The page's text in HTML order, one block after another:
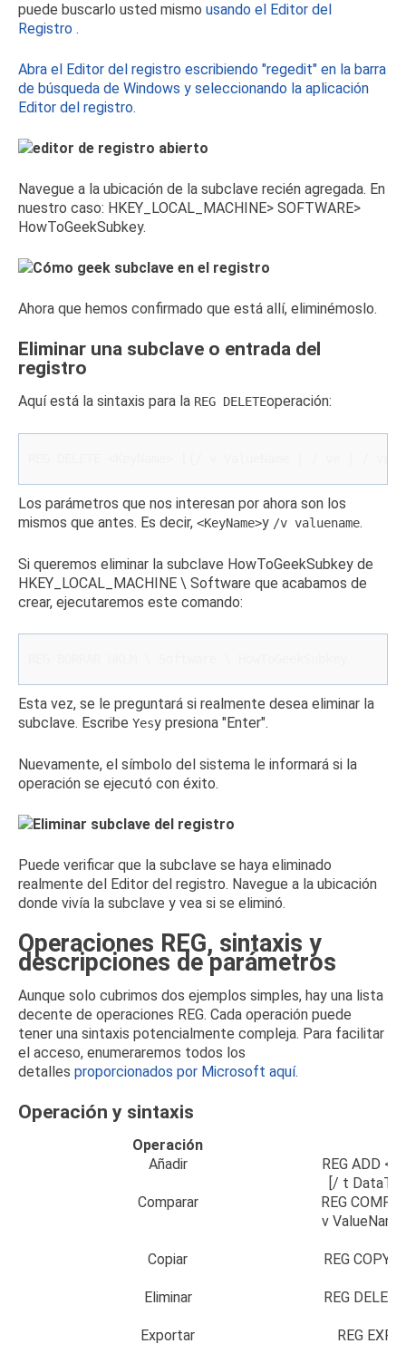
puede buscarlo usted mismo usando el Editor del
Registro .
Abra el Editor del registro escribiendo "regedit" en la barra
de búsqueda de Windows y seleccionando la aplicación
Editor del registro.
Navegue a la ubicación de la subclave recién agregada. En
nuestro caso: HKEY_LOCAL_MACHINE> SOFTWARE>
HowToGeekSubkey.
Ahora que hemos confirmado que está allí, eliminémoslo.
Eliminar una subclave o entrada del
registro
Aquí está la sintaxis para la REG DELETEoperación:
Los parámetros que nos interesan por ahora son los
mismos que antes. Es decir, <KeyName>y /v valuename.
Si queremos eliminar la subclave HowToGeekSubkey de
HKEY_LOCAL_MACHINE \ Software que acabamos de
crear, ejecutaremos este comando:
Esta vez, se le preguntará si realmente desea eliminar la
subclave. Escribe Yesy presiona "Enter".
Nuevamente, el símbolo del sistema le informará si la
operación se ejecutó con éxito.
Puede verificar que la subclave se haya eliminado
realmente del Editor del registro. Navegue a la ubicación
donde vivía la subclave y vea si se eliminó.
Operaciones REG, sintaxis y
descripciones de parámetros
Aunque solo cubrimos dos ejemplos simples, hay una lista
decente de operaciones REG. Cada operación puede
tener una sintaxis potencialmente compleja. Para facilitar
el acceso, enumeraremos todos los
detalles proporcionados por Microsoft aquí.
Operación y sintaxis
Operación
Añadir
REG ADD
[/ t
Comparar
REG
v
Copiar REG COPY
Eliminar REG
Exportar REG